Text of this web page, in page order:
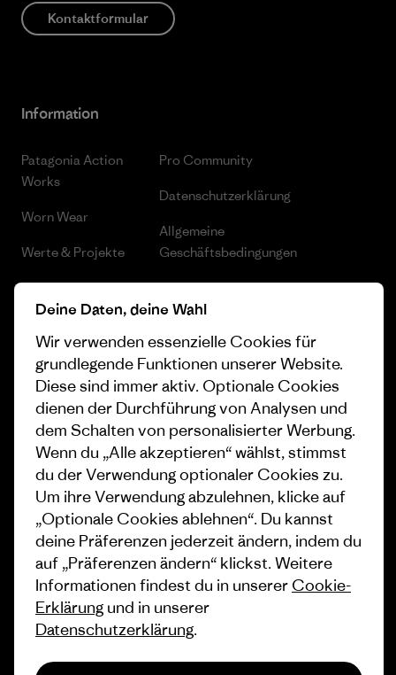
Kontaktformular
Information
Patagonia Action
Works
Worn Wear
Werte & Projekte
Progress Report
Klimaziele
1% For The Planet
Wie wir finanzieren
Geschenkgutscheine
Stores in deiner Nähe
Pro Community
Datenschutzerklärung
Allgemeine
Geschäftsbedingungen
Cookie Einstellungen
Pressekontakt
Industry program
Affiliate-Programm
Patagonia Österreich
Seitenverzeichnis
© 2026 Patagonia, Inc. All Rights Reserved.
Deine Daten, deine Wahl
Wir verwenden essenzielle Cookies für
grundlegende Funktionen unserer Website.
Diese sind immer aktiv. Optionale Cookies
dienen der Durchführung von Analysen und
dem Schalten von personalisierter Werbung.
Wenn du „Alle akzeptieren“ wählst, stimmst
du der Verwendung optionaler Cookies zu.
Um ihre Verwendung abzulehnen, klicke auf
„Optionale Cookies ablehnen“. Du kannst
deine Präferenzen jederzeit ändern, indem du
auf „Präferenzen ändern“ klickst. Weitere
Informationen findest du in unserer Cookie-
Erklärung und in unserer
Datenschutzerklärung.